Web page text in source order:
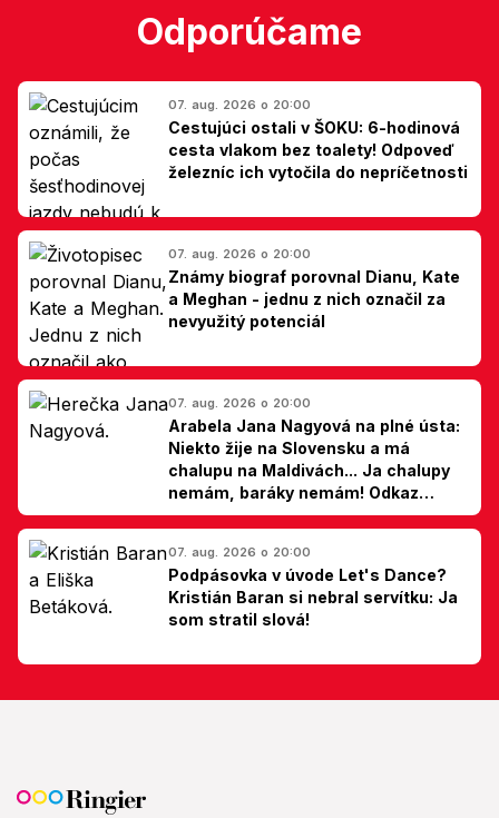
Odporúčame
07. aug. 2026 o 20:00
Cestujúci ostali v ŠOKU: 6-hodinová
cesta vlakom bez toalety! Odpoveď
železníc ich vytočila do nepríčetnosti
07. aug. 2026 o 20:00
Známy biograf porovnal Dianu, Kate
a Meghan - jednu z nich označil za
nevyužitý potenciál
07. aug. 2026 o 20:00
Arabela Jana Nagyová na plné ústa:
Niekto žije na Slovensku a má
chalupu na Maldivách... Ja chalupy
nemám, baráky nemám! Odkaz
Slovákom
07. aug. 2026 o 20:00
Podpásovka v úvode Let's Dance?
Kristián Baran si nebral servítku: Ja
som stratil slová!